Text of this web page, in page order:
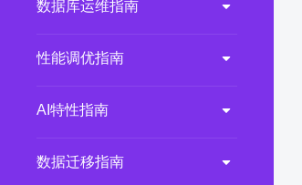
数据库运维指南
性能调优指南
AI特性指南
数据迁移指南